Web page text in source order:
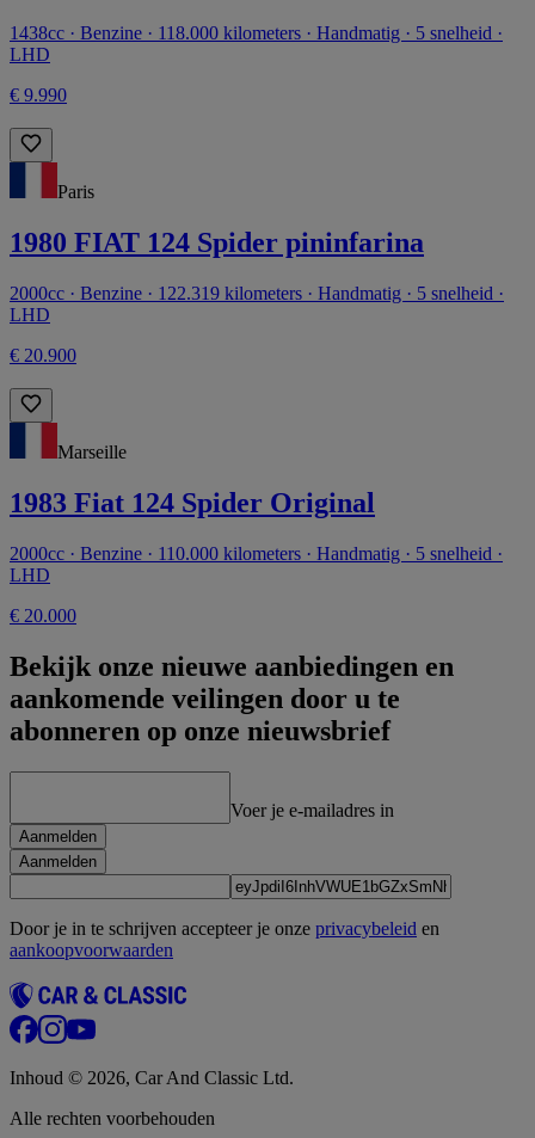
1438cc · Benzine · 118.000 kilometers · Handmatig · 5 snelheid ·
LHD
€ 9.990
Paris
1980 FIAT 124 Spider pininfarina
2000cc · Benzine · 122.319 kilometers · Handmatig · 5 snelheid ·
LHD
€ 20.900
Marseille
1983 Fiat 124 Spider Original
2000cc · Benzine · 110.000 kilometers · Handmatig · 5 snelheid ·
LHD
€ 20.000
Bekijk onze nieuwe aanbiedingen en
aankomende veilingen door u te
abonneren op onze nieuwsbrief
Voer je e-mailadres in
Aanmelden
Aanmelden
Door je in te schrijven accepteer je onze privacybeleid en
aankoopvoorwaarden
Inhoud © 2026, Car And Classic Ltd.
Alle rechten voorbehouden